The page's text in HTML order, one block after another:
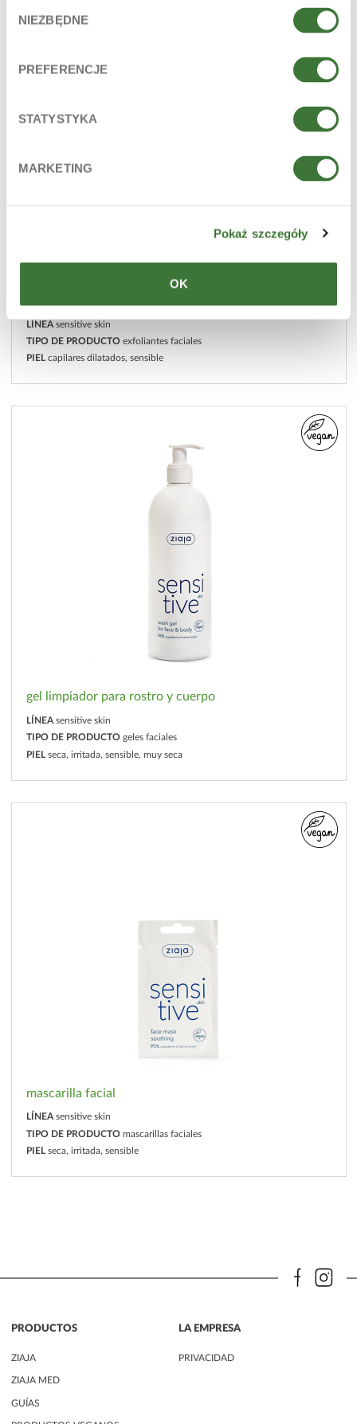
zgody
NIEZBĘDNE
PREFERENCJE
STATYSTYKA
MARKETING
Pokaż szczegóły
OK
LÍNEA sensitive skin
TIPO DE PRODUCTO exfoliantes faciales
PIEL capilares dilatados, sensible
gel limpiador para rostro y cuerpo
LÍNEA sensitive skin
TIPO DE PRODUCTO geles faciales
PIEL seca, irritada, sensible, muy seca
mascarilla facial
LÍNEA sensitive skin
TIPO DE PRODUCTO mascarillas faciales
PIEL seca, irritada, sensible
PRODUCTOS
ZIAJA
ZIAJA MED
GUÍAS
LA EMPRESA
PRIVACIDAD